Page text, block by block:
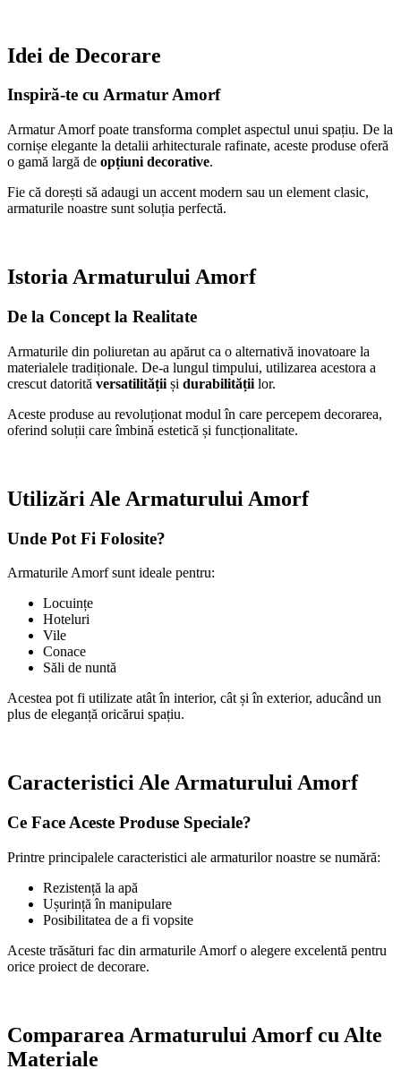
Idei de Decorare
Inspiră-te cu Armatur Amorf
Armatur Amorf poate transforma complet aspectul unui spațiu. De la
cornișe elegante la detalii arhitecturale rafinate, aceste produse oferă
o gamă largă de opțiuni decorative.
Fie că dorești să adaugi un accent modern sau un element clasic,
armaturile noastre sunt soluția perfectă.
Istoria Armaturului Amorf
De la Concept la Realitate
Armaturile din poliuretan au apărut ca o alternativă inovatoare la
materialele tradiționale. De-a lungul timpului, utilizarea acestora a
crescut datorită versatilității și durabilității lor.
Aceste produse au revoluționat modul în care percepem decorarea,
oferind soluții care îmbină estetică și funcționalitate.
Utilizări Ale Armaturului Amorf
Unde Pot Fi Folosite?
Armaturile Amorf sunt ideale pentru:
Locuințe
Hoteluri
Vile
Conace
Săli de nuntă
Acestea pot fi utilizate atât în interior, cât și în exterior, aducând un
plus de eleganță oricărui spațiu.
Caracteristici Ale Armaturului Amorf
Ce Face Aceste Produse Speciale?
Printre principalele caracteristici ale armaturilor noastre se numără:
Rezistență la apă
Ușurință în manipulare
Posibilitatea de a fi vopsite
Aceste trăsături fac din armaturile Amorf o alegere excelentă pentru
orice proiect de decorare.
Compararea Armaturului Amorf cu Alte
Materiale